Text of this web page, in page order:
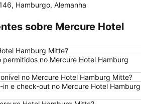
Altona
Hauptbahnhof Nord Metro Station
St. Pauli Hafenstraße
Wilhelmsburg
Hanseatischer Weihnachtsmarkt Hamburg
Hamburgo, Alemanha
sobre Mercure Hotel
Hamburg Mitte?
permitidos no Mercure Hotel Hamburg
no Mercure Hotel Hamburg Mitte?
e check-out no Mercure Hotel Hamburg